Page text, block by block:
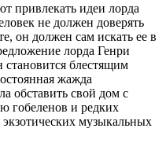
привлекать идеи лорда
не должен доверять
он должен сам искать ее в
лорда Генри
становится блестящим
жажда
обставить свой дом с
гобеленов и редких
музыкальных